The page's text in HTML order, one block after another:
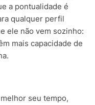
a pontualidade é
qualquer perfil
ele não vem sozinho:
mais capacidade de
seu tempo,